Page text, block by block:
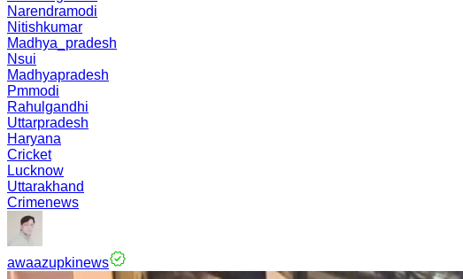
Narendramodi
Nitishkumar
Madhya_pradesh
Nsui
Madhyapradesh
Pmmodi
Rahulgandhi
Uttarpradesh
Haryana
Cricket
Lucknow
Uttarakhand
Crimenews
awaazupkinews